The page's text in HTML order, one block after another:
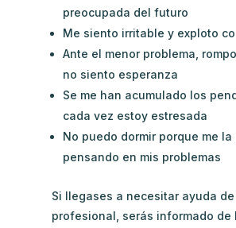
preocupada del futuro
Me siento irritable y exploto
Ante el menor problema,
no siento esperanza
Se me han acumulado los
cada vez estoy estresada
No puedo dormir porque me la
pensando en mis problemas
Si llegases a necesitar ayuda
profesional, serás informado de